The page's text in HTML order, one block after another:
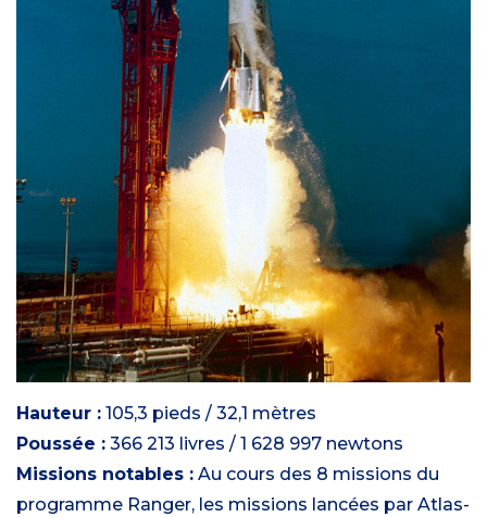
Hauteur : 105,3 pieds / 32,1 mètres
Poussée : 366 213 livres / 1 628 997 newtons
Missions notables : Au cours des 8 missions du
programme Ranger, les missions lancées par Atlas-